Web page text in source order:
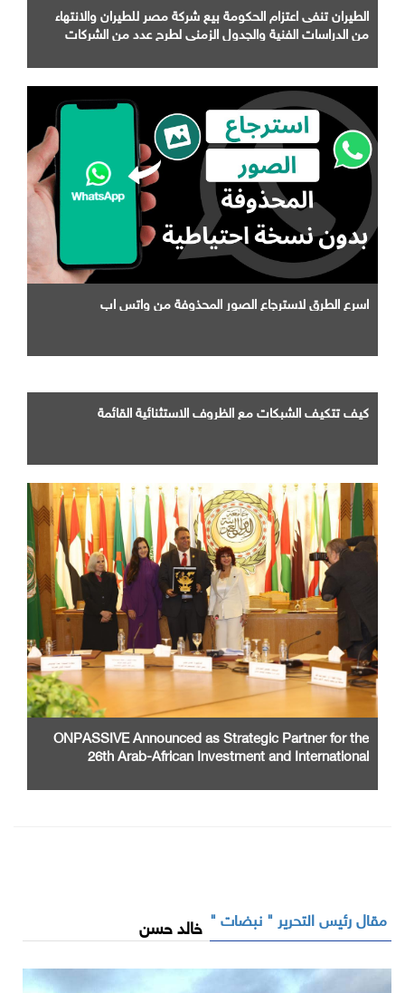
الطيران تنفى اعتزام الحكومة بيع شركة مصر للطيران والانتهاء
من الدراسات الفنية والجدول الزمني لطرح عدد من الشركات
اسرع الطرق لاسترجاع الصور المحذوفة من واتس اب
كيف تتكيف الشبكات مع الظروف الاستثنائية القائمة
ONPASSIVE Announced as Strategic Partner for the
26th Arab-African Investment and International
مقال رئيس التحرير " نبضات " خالد حسن